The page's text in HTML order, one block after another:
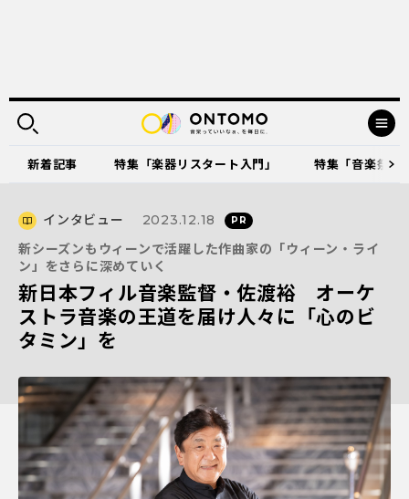
新着記事 特集「楽器リスタート入門」 特集「音楽祭
インタビュー
2023.12.18
新シーズンもウィーンで活躍した作曲家の「ウィーン・ライ
ン」をさらに深めていく
新日本フィル音楽監督・佐渡裕 オーケ
ストラ音楽の王道を届け人々に「心のビ
タミン」を